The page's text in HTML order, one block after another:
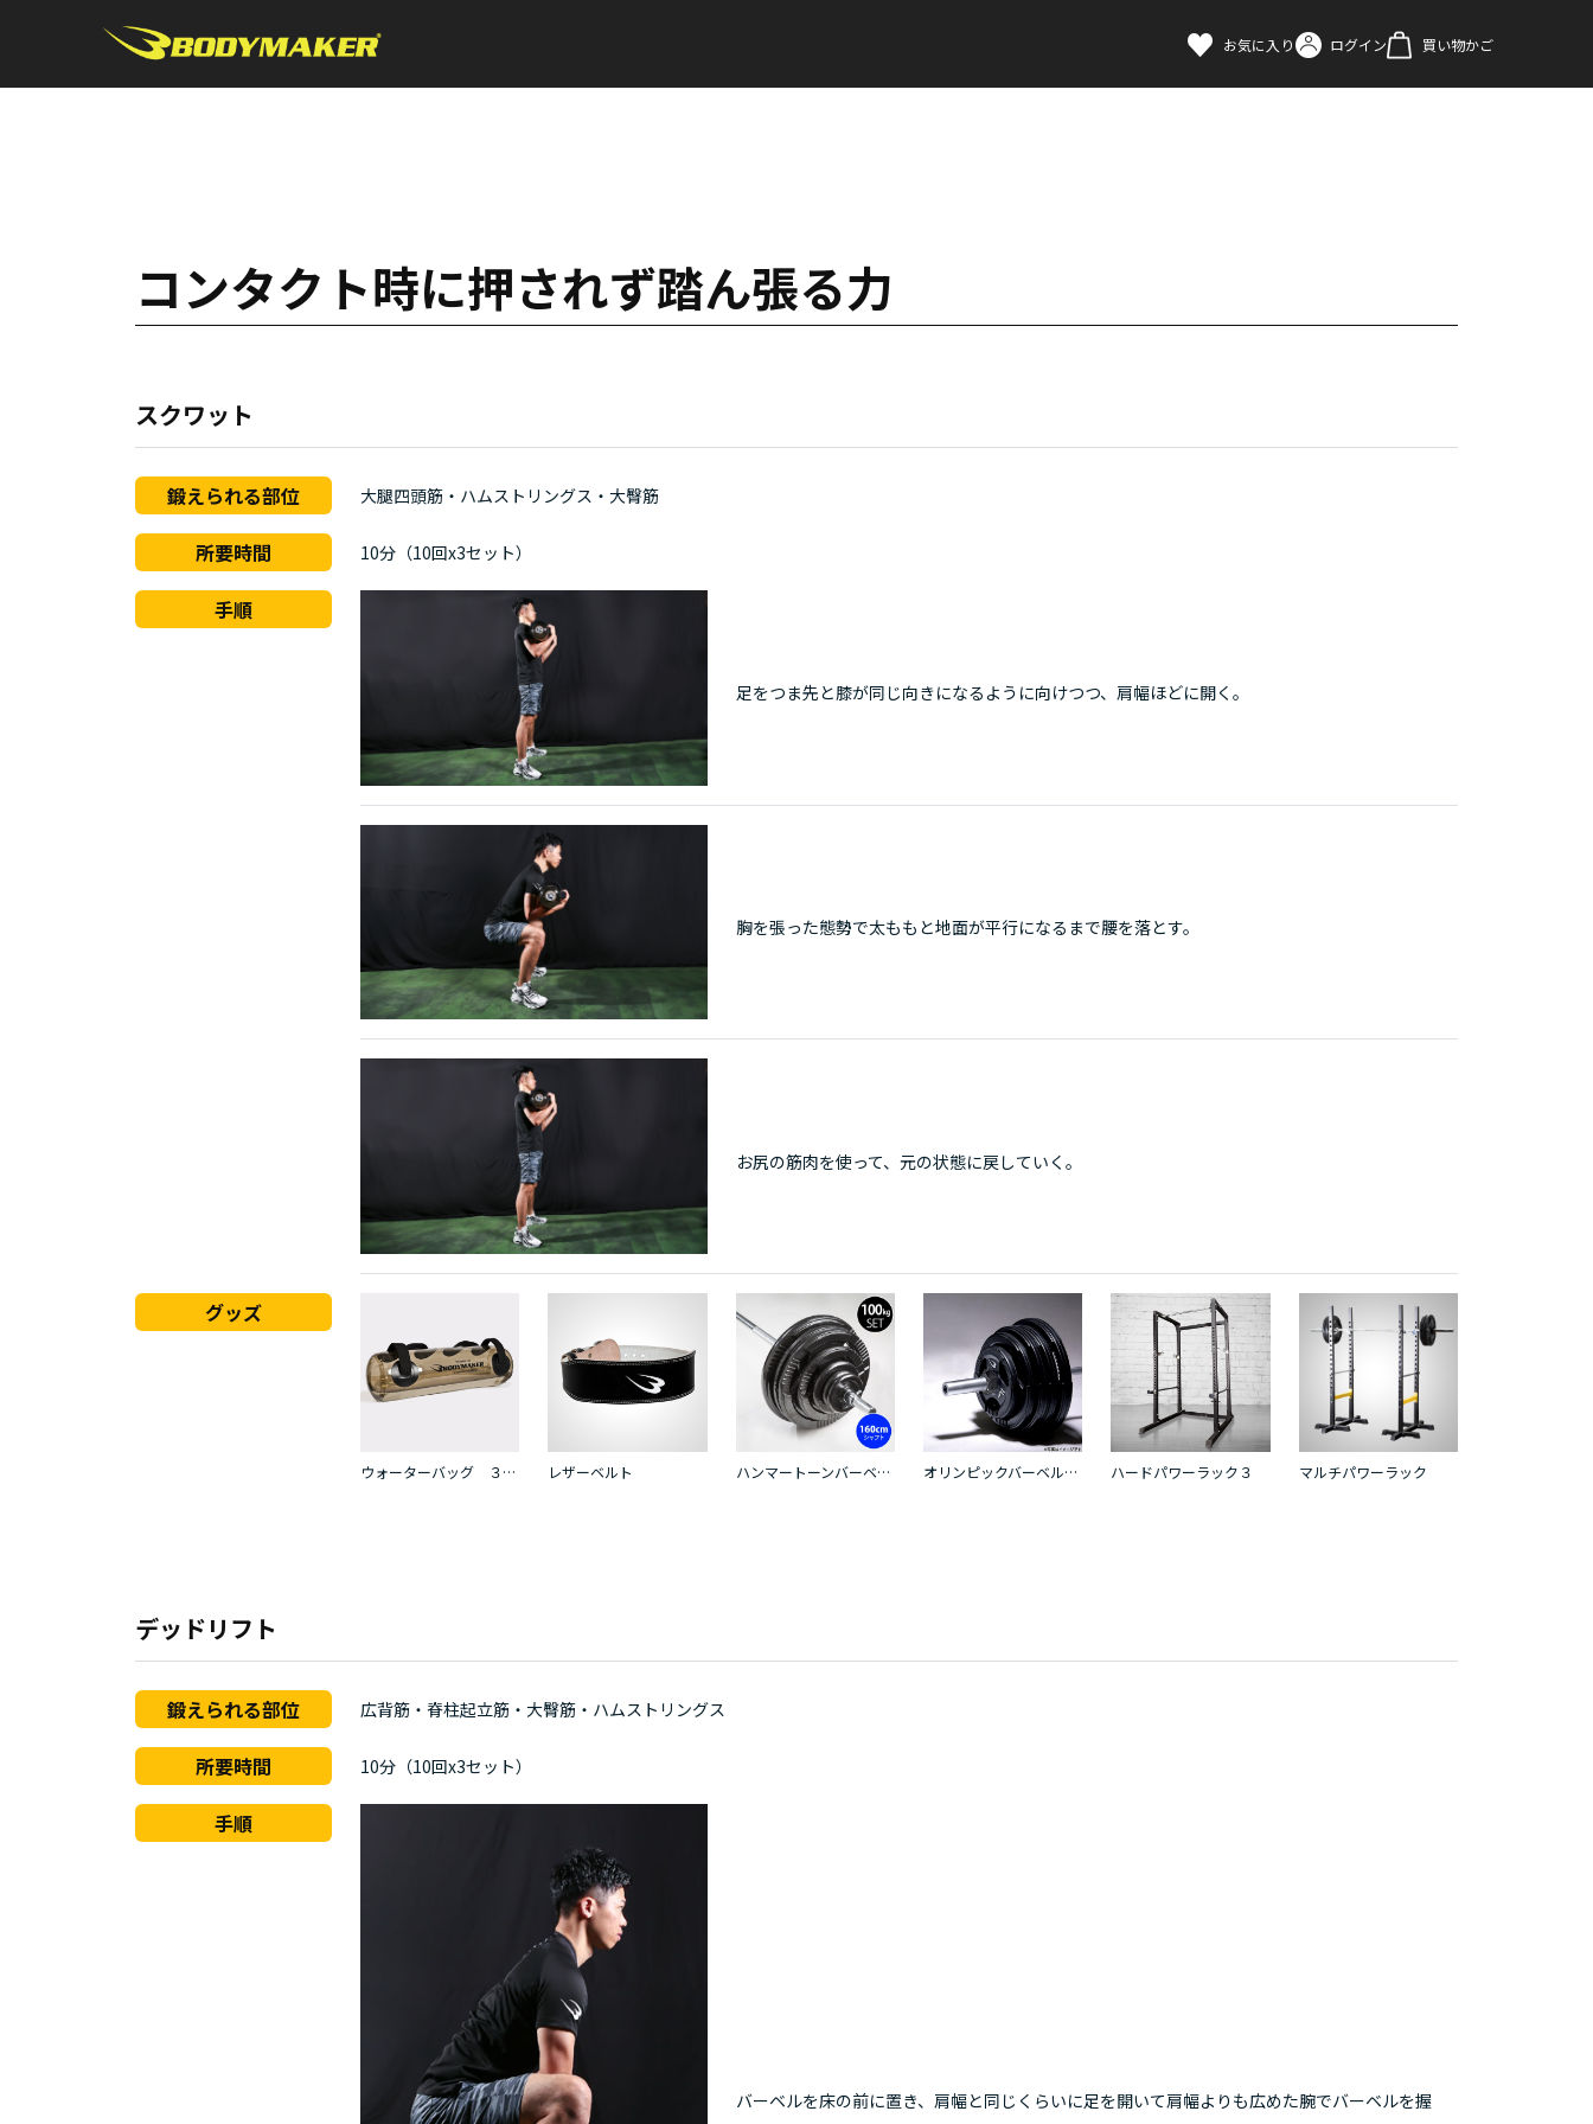
お気に入り ログイン 買い物かご
コンタクト時に押されず踏ん張る力
スクワット
鍛えられる部位 大腿四頭筋・ハムストリングス・大臀筋
所要時間 10分（10回x3セット）
手順
足をつま先と膝が同じ向きになるように向けつつ、肩幅ほどに開く。
胸を張った態勢で太ももと地面が平行になるまで腰を落とす。
お尻の筋肉を使って、元の状態に戻していく。
グッズ
ウォーターバッグ ３０ｋｇ エアーポンプセット レザーベルト ハンマートーンバーベルセット２ １００ｋｇ １６０ｃｍ オリンピックバーベルセット４ １０５ｋｇ ハードパワーラック３ マルチパワーラック
デッドリフト
鍛えられる部位 広背筋・脊柱起立筋・大臀筋・ハムストリングス
所要時間 10分（10回x3セット）
手順
バーベルを床の前に置き、肩幅と同じくらいに足を開いて肩幅よりも広めた腕でバーベルを握